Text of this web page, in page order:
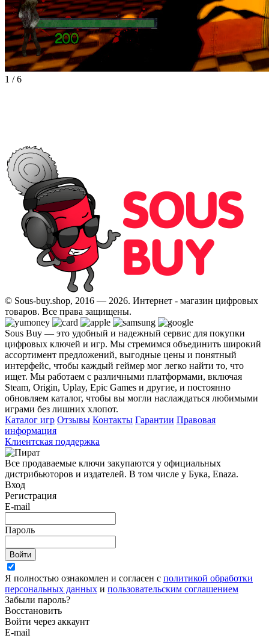
1 /6
© Sous-buy.shop, 2016 — 2026. Интернет - магазин цифровых
товаров. Все права защищены.
Sous Buy — это удобный и надежный сервис для покупки
цифровых ключей и игр. Мы стремимся объединить широкий
ассортимент предложений, выгодные цены и понятный
интерфейс, чтобы каждый геймер мог легко найти то, что
ищет. Мы работаем с различными платформами, включая
Steam, Origin, Uplay, Epic Games и другие, и постоянно
обновляем каталог, чтобы вы могли наслаждаться любимыми
играми без лишних хлопот.
Каталог игр Отзывы Контакты Гарантии Правовая
информация
Клиентская поддержка
Все продаваемые ключи закупаются у официальных
дистрибьюторов и издателей. В том числе у Бука, Enaza.
Вход
Регистрация
E-mail
Пароль
Войти
Я полностью ознакомлен и согласен с политикой обработки
персональных данных и пользовательским соглашением
Забыли пароль?
Восстановить
Войти через аккаунт
E-mail